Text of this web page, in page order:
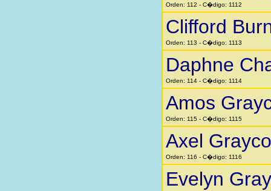
Orden: 112 - C�digo: 1112
Clifford
Orden: 113 - C�digo: 1113
Daphne
Orden: 114 - C�digo: 1114
Amos
Orden: 115 - C�digo: 1115
Axel
Orden: 116 - C�digo: 1116
Evelyn